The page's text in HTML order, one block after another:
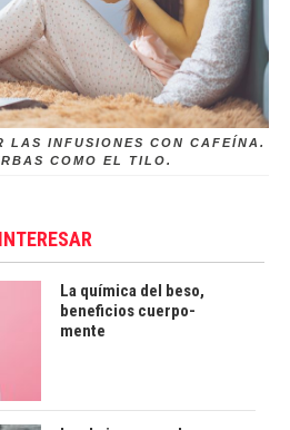
LAS INFUSIONES CON CAFEÍNA.
COMO EL TILO.
La química del beso,
beneficios cuerpo-
mente